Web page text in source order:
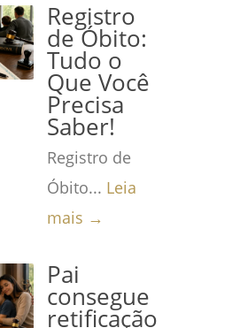
Registro
de Óbito:
Tudo o
Que Você
Precisa
Saber!
Registro de
Óbito... Leia
mais →
Pai
consegue
retificação